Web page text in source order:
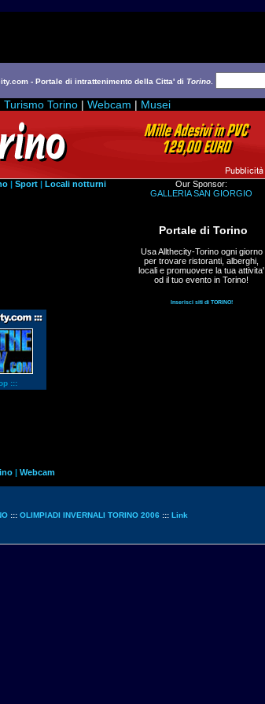
- Portale di intrattenimento della Citta' di Torino
Turismo Torino | Webcam | Musei
| Sport | Locali notturni
Our Sponsor:
GALLERIA SAN GIORGIO
Portale di Torino
Usa Allthecity-Torino ogni giorno
per trovare ristoranti, alberghi,
locali e promuovere la tua attivita'
od il tuo evento in Torino!
Inserisci siti di TORINO!
:::
| Webcam
::: OLIMPIADI INVERNALI TORINO 2006 ::: Link